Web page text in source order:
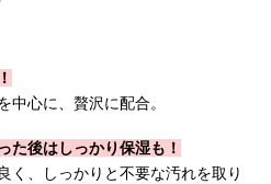
中心に、贅沢に配合。
た後はしっかり保湿も！
く、しっかりと不要な汚れを取り